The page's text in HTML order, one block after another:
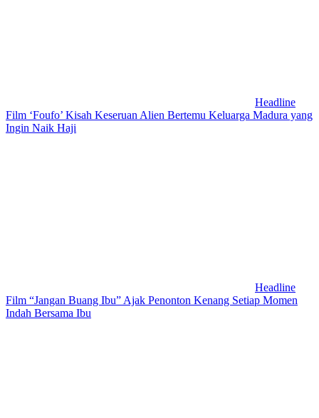
Headline
Film ‘Foufo’ Kisah Keseruan Alien Bertemu Keluarga Madura yang
Ingin Naik Haji
Headline
Film “Jangan Buang Ibu” Ajak Penonton Kenang Setiap Momen
Indah Bersama Ibu